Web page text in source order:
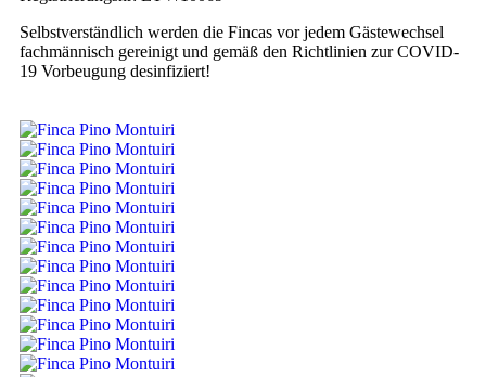
Selbstverständlich werden die Fincas vor jedem Gästewechsel
fachmännisch gereinigt und gemäß den Richtlinien zur COVID-
19 Vorbeugung desinfiziert!